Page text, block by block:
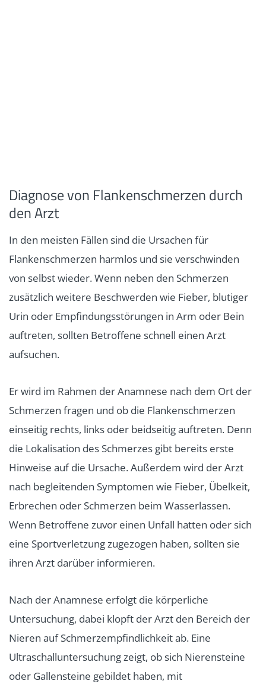
Diagnose von Flankenschmerzen durch
den Arzt
In den meisten Fällen sind die Ursachen für
Flankenschmerzen harmlos und sie verschwinden
von selbst wieder. Wenn neben den Schmerzen
zusätzlich weitere Beschwerden wie Fieber, blutiger
Urin oder Empfindungsstörungen in Arm oder Bein
auftreten, sollten Betroffene schnell einen Arzt
aufsuchen.
Er wird im Rahmen der Anamnese nach dem Ort der
Schmerzen fragen und ob die Flankenschmerzen
einseitig rechts, links oder beidseitig auftreten. Denn
die Lokalisation des Schmerzes gibt bereits erste
Hinweise auf die Ursache. Außerdem wird der Arzt
nach begleitenden Symptomen wie Fieber, Übelkeit,
Erbrechen oder Schmerzen beim Wasserlassen.
Wenn Betroffene zuvor einen Unfall hatten oder sich
eine Sportverletzung zugezogen haben, sollten sie
ihren Arzt darüber informieren.
Nach der Anamnese erfolgt die körperliche
Untersuchung, dabei klopft der Arzt den Bereich der
Nieren auf Schmerzempfindlichkeit ab. Eine
Ultraschalluntersuchung zeigt, ob sich Nierensteine
oder Gallensteine gebildet haben, mit